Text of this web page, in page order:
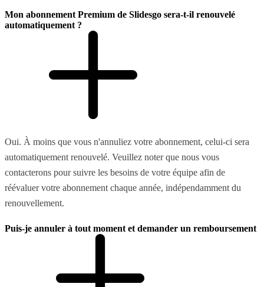
Mon abonnement Premium de Slidesgo sera-t-il renouvelé
automatiquement ?
Oui. À moins que vous n'annuliez votre abonnement, celui-ci sera
automatiquement renouvelé. Veuillez noter que nous vous
contacterons pour suivre les besoins de votre équipe afin de
réévaluer votre abonnement chaque année, indépendamment du
renouvellement.
Puis-je annuler à tout moment et demander un remboursement